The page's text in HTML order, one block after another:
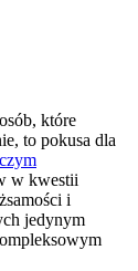
które
to pokusa dla
w kwestii
i
jedynym